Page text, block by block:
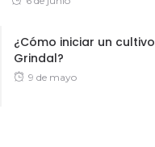
¿Cómo iniciar un
Grindal?
Posted
9 de mayo